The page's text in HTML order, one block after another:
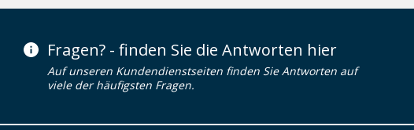
Fragen? - finden Sie die Antworten hier
Auf unseren Kundendienstseiten finden Sie Antworten auf
viele der häufigsten Fragen.